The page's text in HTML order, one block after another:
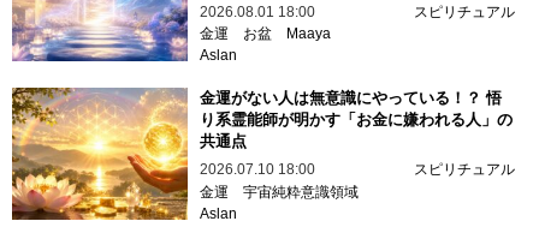
2026.08.01 18:00
スピリチュアル
金運
お盆
Maaya
Aslan
金運がない人は無意識にやっている！？ 悟
り系霊能師が明かす「お金に嫌われる人」の
共通点
2026.07.10 18:00
スピリチュアル
金運 宇宙純粋意識領域
Aslan